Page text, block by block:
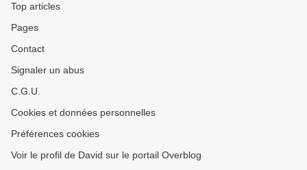
Top articles
Pages
Contact
Signaler un abus
C.G.U.
Cookies et données personnelles
Préférences cookies
Voir le profil de David sur le portail Overblog